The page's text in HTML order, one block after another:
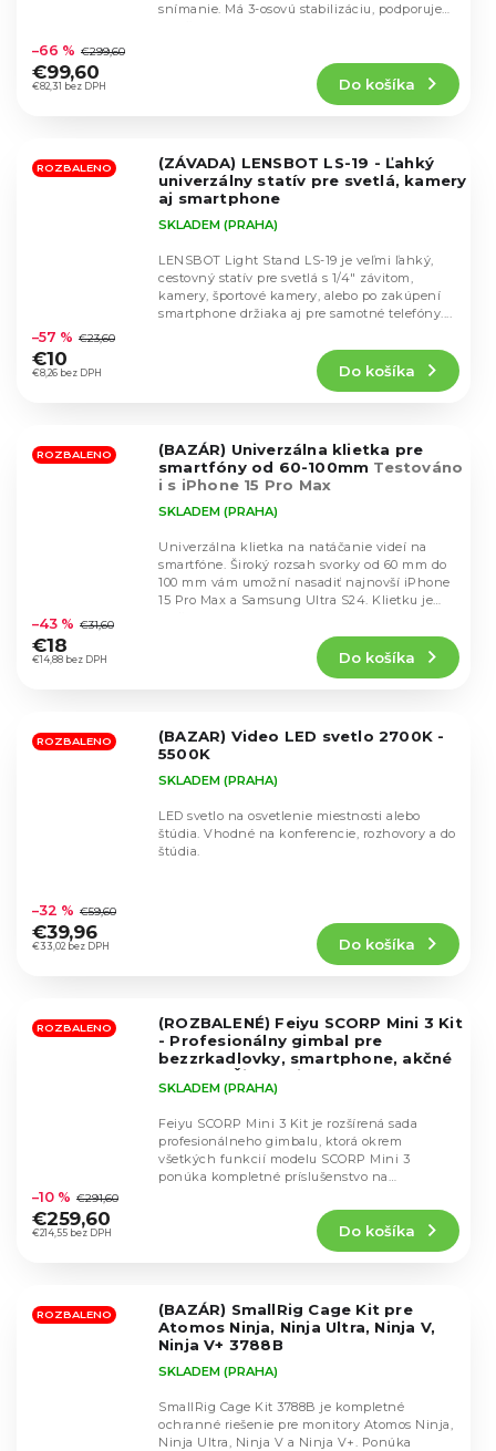
hodnotenie
produktu
je
hviezdičiek.
€82,31 bez DPH
–66 % €299,60
€99,60
Do košíka
snímanie. Má 3-osovú stabilizáciu, podporuje
ROZBALENO
(ZÁVADA) LENSBOT LS-19 - Ľahký
univerzálny statív pre svetlá, kamery
aj smartphone
hodnotenie
produktu
je
hviezdičiek.
SKLADEM (PRAHA)
€8,26 bez DPH
–57 % €23,60
€10
Do košíka
LENSBOT Light Stand LS-19 je veľmi ľahký,
cestovný statív pre svetlá s 1/4" závitom,
kamery, športové kamery, alebo po zakúpení
smartphone držiaka aj pre samotné telefóny....
ROZBALENO
(BAZÁR) Univerzálna klietka pre
smartfóny od 60-100mm Testováno
i s iPhone 15 Pro Max
hodnotenie
produktu
je
hviezdičiek.
SKLADEM (PRAHA)
€14,88 bez DPH
–43 % €31,60
€18
Do košíka
Univerzálna klietka na natáčanie videí na
smartfóne. Široký rozsah svorky od 60 mm do
100 mm vám umožní nasadiť najnovší iPhone
15 Pro Max a Samsung Ultra S24. Klietku je
ROZBALENO
(BAZAR) Video LED svetlo 2700K -
5500K
hodnotenie
produktu
je
hviezdičiek.
SKLADEM (PRAHA)
€33,02 bez DPH
–32 % €59,60
€39,96
Do košíka
LED svetlo na osvetlenie miestnosti alebo
štúdia. Vhodné na konferencie, rozhovory a do
štúdia.
ROZBALENO
(ROZBALENÉ) Feiyu SCORP Mini 3 Kit
- Profesionálny gimbal pre
bezzrkadlovky, smartphone, akčné
kamery (Čiernobiela)
hodnotenie
produktu
je
hviezdičiek.
SKLADEM (PRAHA)
€214,55 bez DPH
–10 % €291,60
€259,60
Do košíka
Feiyu SCORP Mini 3 Kit je rozšírená sada
profesionálneho gimbalu, ktorá okrem
všetkých funkcií modelu SCORP Mini 3
ponúka kompletné príslušenstvo na
ROZBALENO
(BAZÁR) SmallRig Cage Kit pre
Atomos Ninja, Ninja Ultra, Ninja V,
Ninja V+ 3788B
SKLADEM (PRAHA)
SmallRig Cage Kit 3788B je kompletné
ochranné riešenie pre monitory Atomos Ninja,
Ninja Ultra, Ninja V a Ninja V+. Ponúka